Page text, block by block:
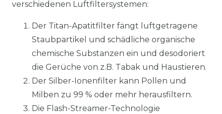
verschiedenen Luftfiltersystemen:
Der Titan-Apatitfilter fängt luftgetragene
Staubpartikel und schädliche organische
chemische Substanzen ein und desodoriert
die Gerüche von z.B. Tabak und Haustieren.
Der Silber-Ionenfilter kann Pollen und
Milben zu 99 % oder mehr herausfiltern.
Die Flash-Streamer-Technologie